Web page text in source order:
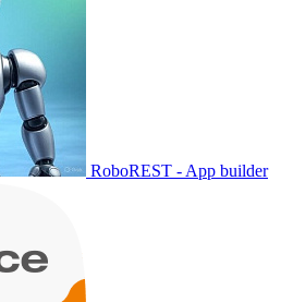
RoboREST - App builder